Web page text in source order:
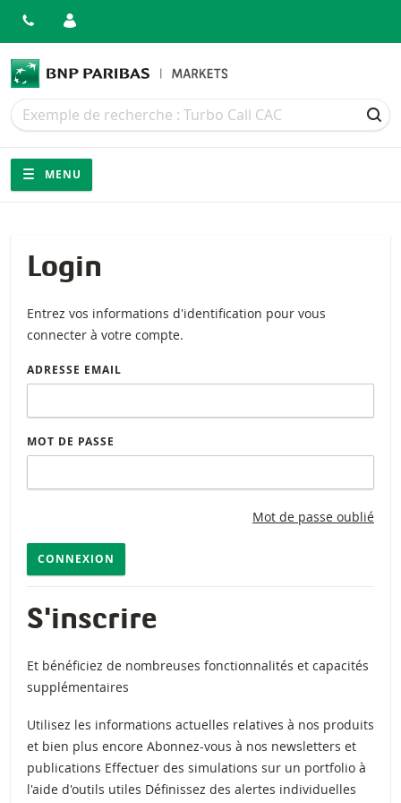
Recherche
Recherche
Navigation
Navigation sur le site
MENU
Login
Entrez vos informations d'identification pour vous
connecter à votre compte.
ADRESSE EMAIL
MOT DE PASSE
Mot de passe oublié
CONNEXION
S'inscrire
Et bénéficiez de nombreuses fonctionnalités et capacités
supplémentaires
Utilisez les informations actuelles relatives à nos produits
et bien plus encore Abonnez-vous à nos newsletters et
publications Effectuer des simulations sur un portfolio à
l'aide d'outils utiles Définissez des alertes individuelles